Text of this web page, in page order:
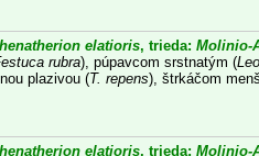
elatioris, trieda: Molinio-
rubra), púpavcom srstnatým (
plazivou (T. repens), štrkáčom
elatioris, trieda: Molinio-